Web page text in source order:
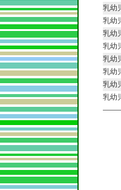
乳幼
乳幼
乳幼
乳幼
乳幼
乳幼
乳幼
乳幼